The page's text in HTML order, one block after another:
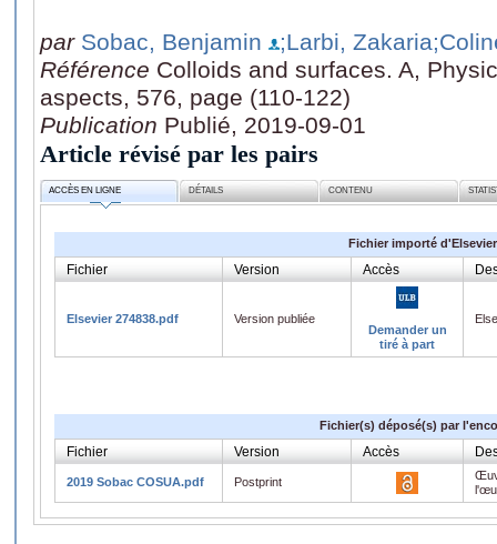
par Sobac, Benjamin ;Larbi, Zakaria
Référence Colloids and surfaces. A,
aspects, 576, page (110-122)
Publication Publié, 2019-09-01
Article révisé par les pairs
ACCÈS EN LIGNE DÉTAILS CONTENU
Fichier importé d'Elsevier
Fichier Version Accès
Elsevier 274838.pdf
Version publiée
Demander un
tiré à part
Fichier(s) déposé(s) par
Fichier Version Accès
2019 Sobac COSUA.pdf Postprint